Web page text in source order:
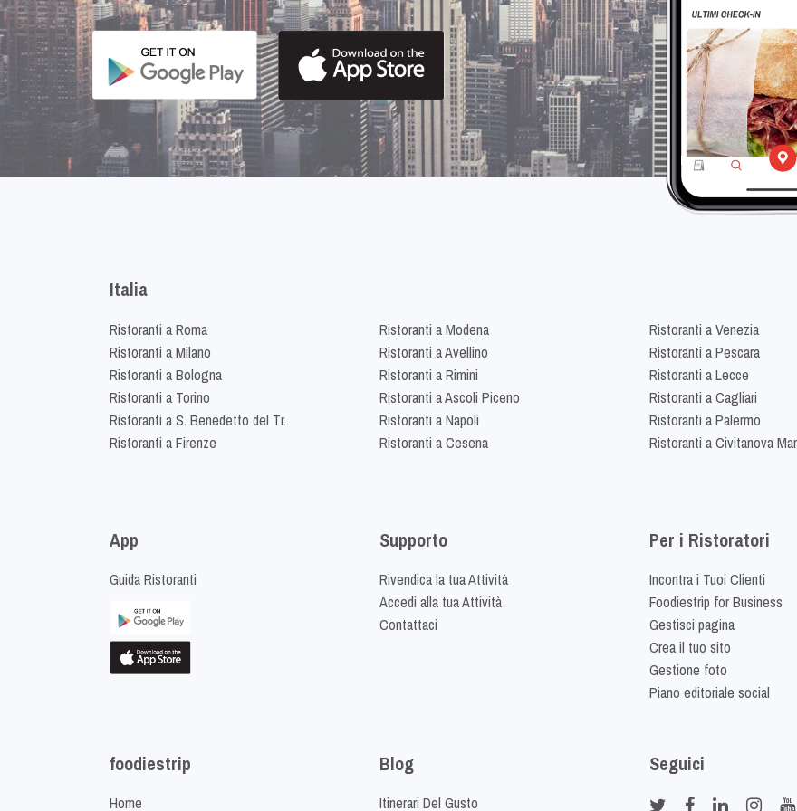
Italia
Ristoranti a Roma
Ristoranti a Milano
Ristoranti a Bologna
Ristoranti a Torino
Ristoranti a S. Benedetto del Tr.
Ristoranti a Firenze
Ristoranti a Modena
Ristoranti a Avellino
Ristoranti a Rimini
Ristoranti a Ascoli Piceno
Ristoranti a Napoli
Ristoranti a Cesena
Ristoranti a Venezia
Ristoranti a Pescara
Ristoranti a Lecce
Ristoranti a Cagliari
Ristoranti a Palermo
Ristoranti a Civitanova
App
Guida Ristoranti
Supporto
Rivendica la tua Attività
Accedi alla tua Attività
Contattaci
Per i Ristoratori
Incontra i Tuoi Clienti
Foodiestrip for Business
Gestisci pagina
Crea il tuo sito
Gestione foto
Piano editoriale social
foodiestrip
Home
Blog
Itinerari Del Gusto
Seguici